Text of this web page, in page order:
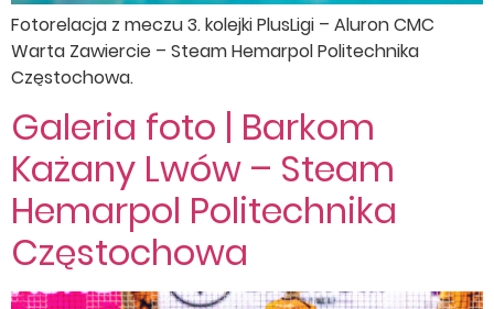
Fotorelacja z meczu 3. kolejki PlusLigi – Aluron CMC
Warta Zawiercie – Steam Hemarpol Politechnika
Częstochowa.
Galeria foto | Barkom
Każany Lwów – Steam
Hemarpol Politechnika
Częstochowa